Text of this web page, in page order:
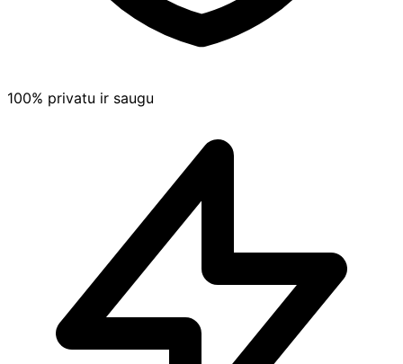
100% privatu ir saugu